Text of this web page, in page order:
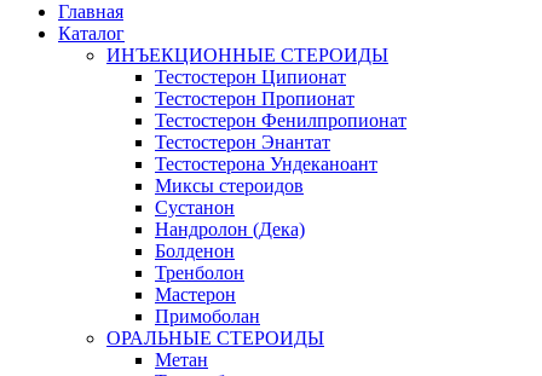
Главная
Каталог
ИНЪЕКЦИОННЫЕ СТЕРОИДЫ
Тестостерон Ципионат
Тестостерон Пропионат
Тестостерон Фенилпропионат
Тестостерон Энантат
Тестостерона Ундеканоант
Миксы стероидов
Сустанон
Нандролон (Дека)
Болденон
Тренболон
Мастерон
Примоболан
ОРАЛЬНЫЕ СТЕРОИДЫ
Метан